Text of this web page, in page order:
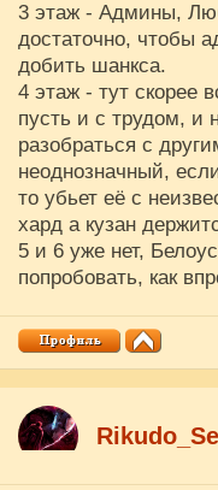
3 этаж - Админы,
достаточно, чтобы
добить шанкса.
4 этаж - тут скорее
пусть и с трудом, и
разобраться с
неоднозначный,
то убьет её с
хард а кузан
5 и 6 уже нет,
попробовать, как